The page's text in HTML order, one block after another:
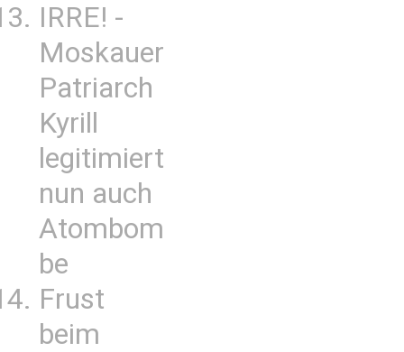
IRRE! -
Moskauer
Patriarch
Kyrill
legitimiert
nun auch
Atombom
be
Frust
beim